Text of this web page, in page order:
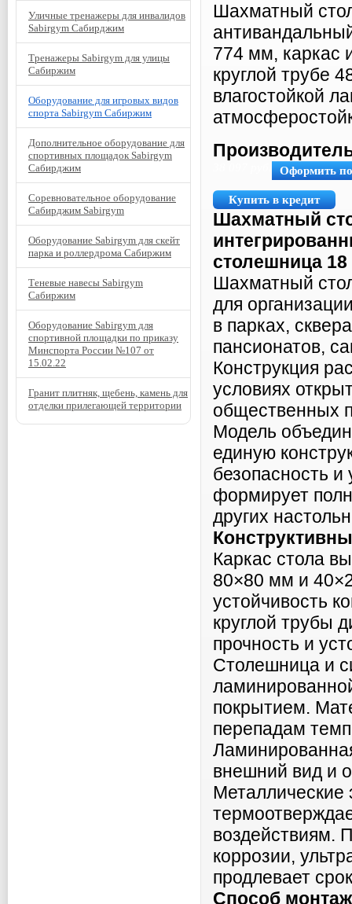
Шахматный
774 мм, каркас
круглой трубе
влагостойкой
Оформить
Купить в кредит
Шахматный
столешница
Шахматный
для
в парках,
пансионатов,
Конструкция
условиях
общественных
Модель
единую
безопасность
формирует
других
Каркас стола
80×80 мм и
устойчивость
круглой трубы
прочность и
Столешница и
покрытием.
перепадам
внешний вид и
воздействиям.
коррозии,
продлевает
Способ
Уличные тренажеры для инвалидов
Sabirgym Сабирджим
Тренажеры Sabirgym для улицы
Сабиржим
Оборудование для игровых видов
спорта Sabirgym Сабиржим
Дополнительное оборудование для
спортивных площадок Sabirgym
Сабирджим
Соревновательное оборудование
Сабирджим Sabirgym
Оборудование Sabirgym для скейт
парка и роллердрома Сабиржим
Теневые навесы Sabirgym
Сабиржим
Оборудование Sabirgym для
спортивной площадки по приказу
Минспорта России №107 от
15.02.22
Гранит плитняк, щебень, камень для
отделки прилегающей территории